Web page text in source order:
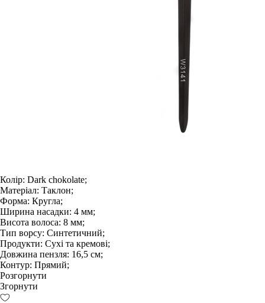
Колір: Dark chokolate;
Матеріал: Таклон;
Форма: Кругла;
Ширина насадки: 4 мм;
Висота волоса: 8 мм;
Тип ворсу: Синтетичний;
Продукти: Сухі та кремові;
Довжина пензля: 16,5 см;
Контур: Прямий;
Розгорнути
Згорнути